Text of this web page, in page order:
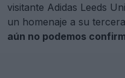
visitante Adidas Leeds
un homenaje a su
aún no podemos